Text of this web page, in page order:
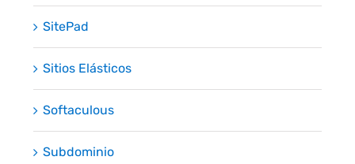
SitePad
Sitios Elásticos
Softaculous
Subdominio